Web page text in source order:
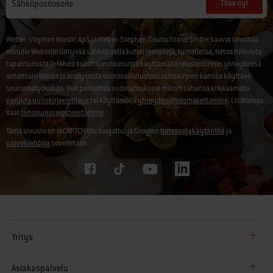
Sähköpostiosoite Tilaa nyt
Weber-Stephen Nordic ApS ja Weber-Stephen Deutschland GmbH saavat lähettää
minulle Weberiin liittyvää sähköpostia kuten reseptejä, tuotetietoa, tietoa tulevista
tapahtumista ja tehdä kuluttajatutkimusta käyttämällä rekisteröinnin yhteydessä
antamiani tietoja ja analysoida vuorovaikutustani uutiskirjeen kanssa käyttäen
seurantatyökaluja. Voit peruuttaa suostumuksesi milloin tahansa klikkaamalla
peruuta uutiskirjeen tilaustai käyttämällä yhteydenottolomakettamme. Lisätietoja
saattietosuojaselosteestamme.
Tämä sivusto on reCAPTCHAlla suojattu, ja Googlentietosuojakäytäntöä ja
palveluehtoja sovelletaan.
Yritys
Asiakaspalvelu